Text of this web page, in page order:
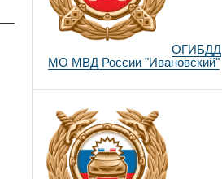
ОГИБДД
МО МВД России "Ивановский"